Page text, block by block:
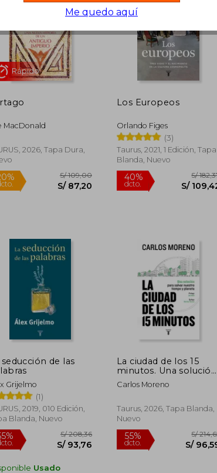
S/ 185,87
S/ 111,52
MacDonald
2026, Tapa Dura,
S/ 87,20
Los Europeos
Orlando Figes
(3)
Taurus, 2021, 1 Edición, Tapa
Blanda, Nuevo
seducción de las
Grijelmo
(1)
2019, 010 Edición,
Blanda, Nuevo
Usado
La ciudad de los 15
minutos. Una solución
para recuperar
nuestro tiempo y
Carlos Moreno
Taurus, 2026, Tapa Blanda,
Nuevo
Me quedo aquí